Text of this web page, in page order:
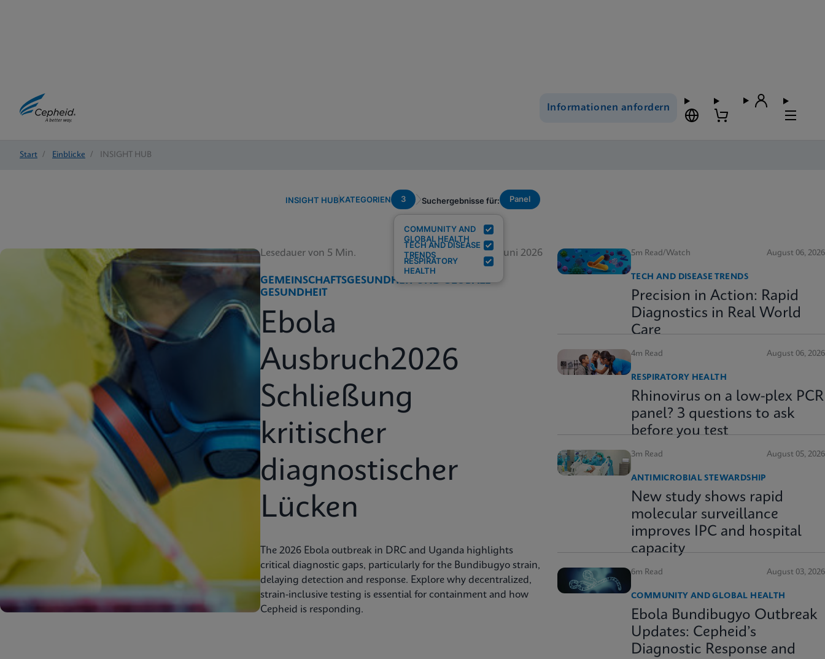
Informationen anfordern
Start / Einblicke / INSIGHT HUB
INSIGHT HUBKATEGORIEN 3
COMMUNITY AND
GLOBAL HEALTH
TECH AND DISEASE
TRENDS
RESPIRATORY
HEALTH
Suchergebnisse für: Panel
Lesedauer von 5 Min. 12. Juni 2026
GEMEINSCHAFTSGESUNDHEIT UND GLOBALE
GESUNDHEIT
Ebola
Ausbruch2026
Schließung
kritischer
diagnostischer
Lücken
The 2026 Ebola outbreak in DRC and Uganda highlights
critical diagnostic gaps, particularly for the Bundibugyo strain,
delaying detection and response. Explore why decentralized,
strain-inclusive testing is essential for containment and how
Cepheid is responding.
5m Read/Watch August 06, 2026
TECH AND DISEASE TRENDS
Precision in Action: Rapid
Diagnostics in Real World
Care
4m Read August 06, 2026
RESPIRATORY HEALTH
Rhinovirus on a low-plex PCR
panel? 3 questions to ask
before you test
3m Read August 05, 2026
ANTIMICROBIAL STEWARDSHIP
New study shows rapid
molecular surveillance
improves IPC and hospital
capacity
6m Read August 03, 2026
COMMUNITY AND GLOBAL HEALTH
Ebola Bundibugyo Outbreak
Updates: Cepheid’s
Diagnostic Response and